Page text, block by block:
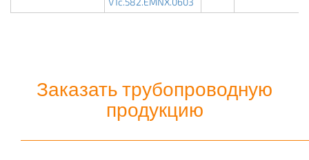
Заказать трубопроводную
продукцию